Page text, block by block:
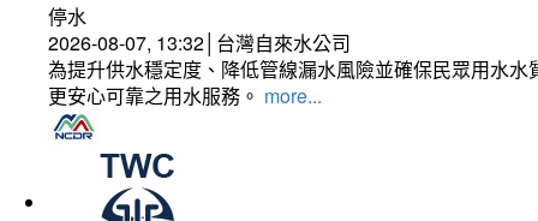
停水
2026-08-07, 13:32│台灣自來水公司
為提升供水穩定度、降低管線漏水風險並確保民眾用水
更安心可靠之用水服務。 more...